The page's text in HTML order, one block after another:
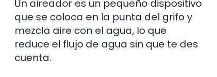
Un aireador es un pequeño dispositivo
que se coloca en la punta del grifo y
mezcla aire con el agua, lo que
reduce el flujo de agua sin que te des
cuenta.